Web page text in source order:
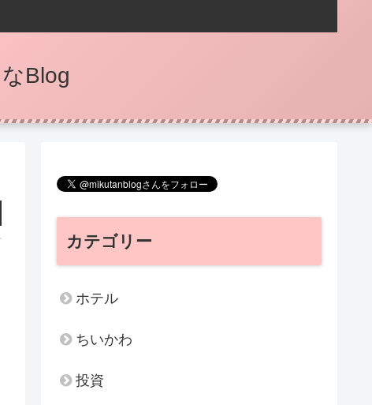
Blog
カテゴリー
ホテル
ちいかわ
投資